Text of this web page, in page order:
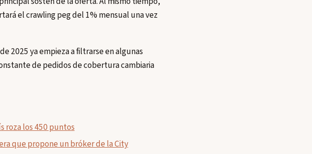
el crawling peg del 1% mensual una vez
2025 ya empieza a filtrarse en algunas
de pedidos de cobertura cambiaria
roza los 450 puntos
que propone un bróker de la City